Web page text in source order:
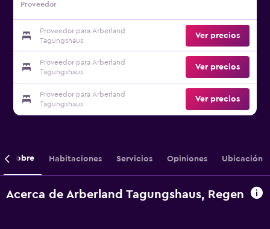
Proveedor
Proveedor para Arberland
Tagungshaus
Ver precios
Proveedor para Arberland
Tagungshaus
Ver precios
Proveedor para Arberland
Tagungshaus
Ver precios
Sobre Habitaciones Servicios Opiniones Ubicación
Acerca de Arberland Tagungshaus, Regen